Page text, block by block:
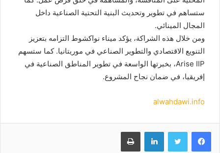
ستساهم في تطوير وتحديث البنية التحتية الصناعية داخل
المجال المينائي.
ومن خلال هذه الشراكة، يؤكد ميناء نواكشوط التزامه بتعزيز
التنويع الاقتصادي والتطوير الصناعي في موريتانيا. كما ستسهم
Arise IIP، بخبرتها الواسعة في تطوير المناطق الصناعية في
إفريقيا، في ضمان نجاح المشروع.
alwahdawi.info
Facebook
Twitter
Linkedin
Imprimer